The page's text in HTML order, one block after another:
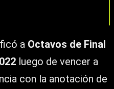
a Octavos de Final
luego de vencer a
con la anotación de